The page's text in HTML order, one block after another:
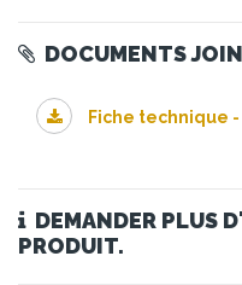
DOCUMENTS
Fiche technique -
DEMANDER PLUS
PRODUIT.